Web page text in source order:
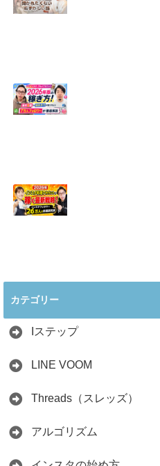
たくなかった、僕
のいちばん恥ずか
しい話
版の稼ぎ方！案件
5種や撮影許可の
取り方まで7万人
人の料理研究家が
ント
2026.05.15
カテゴリー
Iステップ
LINE VOOM
Threads（スレッズ）
アルゴリズム